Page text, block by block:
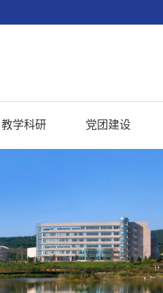
教学科研 党团建设